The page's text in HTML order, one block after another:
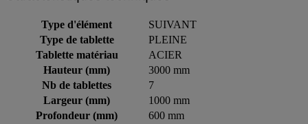
Type d'élément
SUIVANT
Type de tablette
PLEINE
Tablette matériau
ACIER
Hauteur (mm)
3000 mm
Nb de tablettes
7
Largeur (mm)
1000 mm
Profondeur (mm)
600 mm